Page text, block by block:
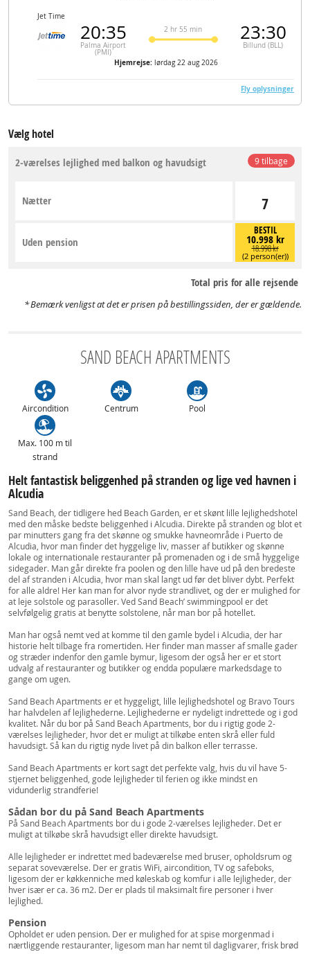
Jet Time
20:35
Palma Airport
(PMI)
2 hr 55 min 23:30
Billund (BLL)
Hjemrejse: lørdag 22 aug 2026
Fly oplysninger
Vælg hotel
9 tilbage
2-værelses lejlighed med balkon og havudsigt
7
Nætter
BESTIL
10.998 kr
18.998 kr
(2 person(er))
Uden pension
Total pris for alle rejsende
Bemærk venligst at det er prisen på bestillingssiden, der er gældende.
SAND BEACH APARTMENTS
Aircondition Centrum Pool
Max. 100 m til
strand
Helt fantastisk beliggenhed på stranden og lige ved havnen i
Alcudia
Sand Beach, der tidligere hed Beach Garden, er et skønt lille lejlighedshotel
med den måske bedste beliggenhed i Alcudia. Direkte på stranden og blot et
par minutters gang fra det skønne og smukke havneområde i Puerto de
Alcudia, hvor man finder det hyggelige liv, masser af butikker og skønne
lokale og internationale restauranter på promenaden og i de små hyggelige
sidegader. Man går direkte fra poolen og den lille have ud på den bredeste
del af stranden i Alcudia, hvor man skal langt ud før det bliver dybt. Perfekt
for alle aldre! Her kan man for alvor nyde strandlivet, og der er mulighed for
at leje solstole og parasoller. Ved Sand Beach’ swimmingpool er det
selvfølgelig gratis at benytte solstolene, når man bor på hotellet.
Man har også nemt ved at komme til den gamle bydel i Alcudia, der har
historie helt tilbage fra romertiden. Her finder man masser af smalle gader
og stræder indenfor den gamle bymur, ligesom der også her er et stort
udvalg af restauranter og butikker og endda populære markedsdage to
gange om ugen.
Sand Beach Apartments er et hyggeligt, lille lejlighedshotel og Bravo Tours
har halvdelen af lejlighederne. Lejlighederne er nydeligt indrettede og i god
kvalitet. Når du bor på Sand Beach Apartments, bor du i rigtig gode 2-
værelses lejligheder, hvor det er muligt at tilkøbe enten skrå eller fuld
havudsigt. Så kan du rigtig nyde livet på din balkon eller terrasse.
Sand Beach Apartments er kort sagt det perfekte valg, hvis du vil have 5-
stjernet beliggenhed, gode lejligheder til ferien og ikke mindst en
vidunderlig strandferie!
Sådan bor du på Sand Beach Apartments
På Sand Beach Apartments bor du i gode 2-værelses lejligheder. Det er
muligt at tilkøbe skrå havudsigt eller direkte havudsigt.
Alle lejligheder er indrettet med badeværelse med bruser, opholdsrum og
separat soveværelse. Der er gratis WiFi, aircondition, TV og safeboks,
ligesom der er køkkenniche med køleskab og komfur i alle lejligheder, der
hver især er ca. 36 m2. Der er plads til maksimalt fire personer i hver
lejlighed.
Pension
Opholdet er uden pension. Der er mulighed for at spise morgenmad i
nærtliggende restauranter, ligesom man har nemt til dagligvarer, frisk brød